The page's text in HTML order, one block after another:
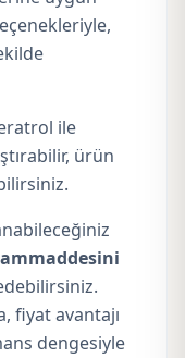
ile
ürün
fiyat avantajı
dengesiyle